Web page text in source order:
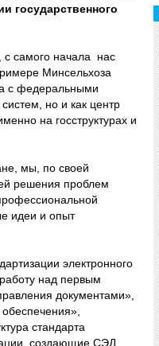
государственного
с самого начала нас
Минсельхоза
с федеральными
но и как центр
на госструктурах и
мы, по своей
решения проблем
идеи и опыт
электронного
над первым
документами»,
стандарта
создающие СЭД,